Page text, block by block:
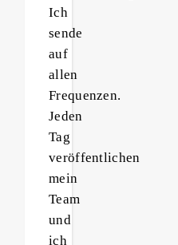
Ich
sende
auf
allen
Frequenzen.
Jeden
Tag
veröffentlichen
mein
Team
und
ich